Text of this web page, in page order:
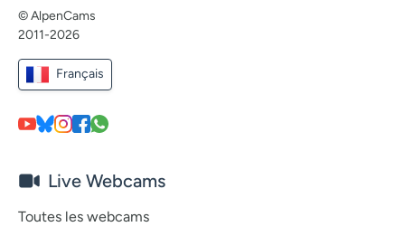
© AlpenCams
2011-2026
Français
Live Webcams
Toutes les webcams